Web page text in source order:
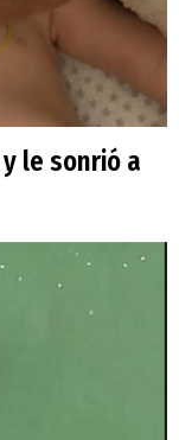
le sonrió a